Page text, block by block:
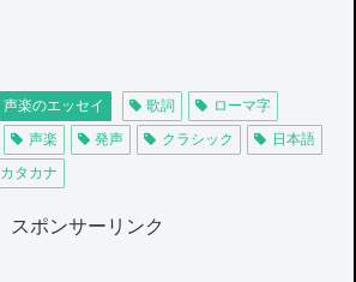
声楽のエッセイ 歌詞
ローマ字
声楽 発声 クラシック
日本語
カタカナ
スポンサーリンク